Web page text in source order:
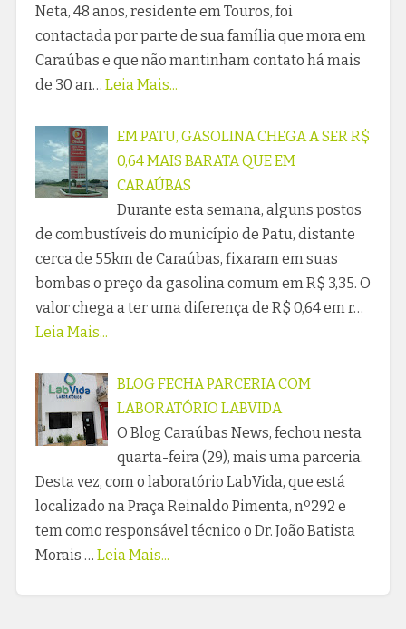
Neta, 48 anos, residente em Touros, foi
contactada por parte de sua família que mora em
Caraúbas e que não mantinham contato há mais
de 30 an… Leia Mais...
EM PATU, GASOLINA CHEGA A SER R$
0,64 MAIS BARATA QUE EM
CARAÚBAS
Durante esta semana, alguns postos
de combustíveis do município de Patu, distante
cerca de 55km de Caraúbas, fixaram em suas
bombas o preço da gasolina comum em R$ 3,35. O
valor chega a ter uma diferença de R$ 0,64 em r…
Leia Mais...
BLOG FECHA PARCERIA COM
LABORATÓRIO LABVIDA
O Blog Caraúbas News, fechou nesta
quarta-feira (29), mais uma parceria.
Desta vez, com o laboratório LabVida, que está
localizado na Praça Reinaldo Pimenta, nº292 e
tem como responsável técnico o Dr. João Batista
Morais … Leia Mais...